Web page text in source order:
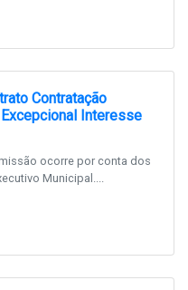
Contratação
Interesse
ocorre por conta dos
Municipal....